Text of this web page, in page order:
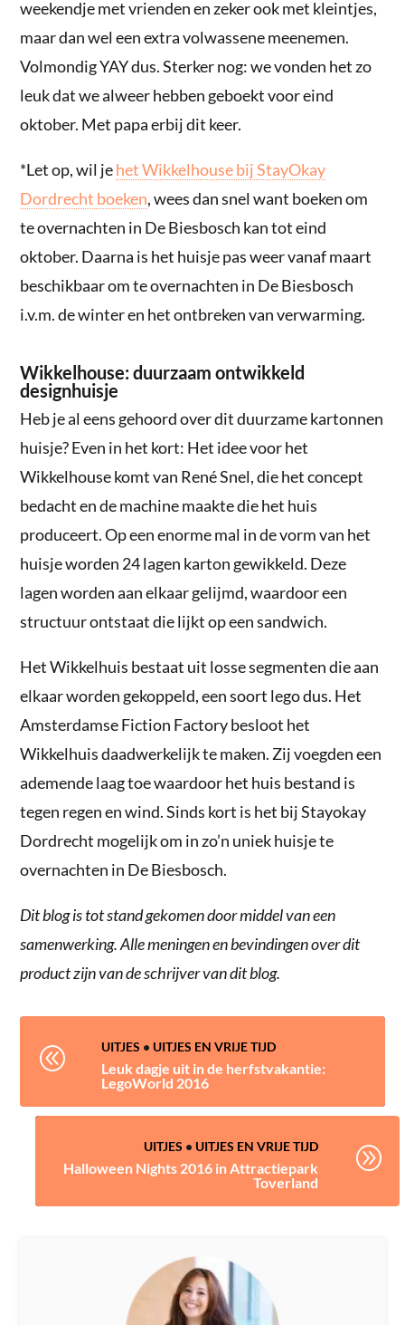
weekendje met vrienden en zeker ook met kleintjes,
maar dan wel een extra volwassene meenemen.
Volmondig YAY dus. Sterker nog: we vonden het zo
leuk dat we alweer hebben geboekt voor eind
oktober. Met papa erbij dit keer.
*Let op, wil jehet Wikkelhouse bij StayOkay
Dordrecht boeken, wees dan snel want boeken om
te overnachten in De Biesbosch kan tot eind
oktober. Daarna is het huisje pas weer vanaf maart
beschikbaar om te overnachten in De Biesbosch
i.v.m. de winter en het ontbreken van verwarming.
Wikkelhouse: duurzaam ontwikkeld
designhuisje
Heb je al eens gehoord over dit duurzame kartonnen
huisje? Even in het kort: Het idee voor het
Wikkelhouse komt van René Snel, die het concept
bedacht en de machine maakte die het huis
produceert. Op een enorme mal in de vorm van het
huisje worden 24 lagen karton gewikkeld. Deze
lagen worden aan elkaar gelijmd, waardoor een
structuur ontstaat die lijkt op een sandwich.
Het Wikkelhuis bestaat uit losse segmenten die aan
elkaar worden gekoppeld, een soort lego dus. Het
Amsterdamse Fiction Factory besloot het
Wikkelhuis daadwerkelijk te maken. Zij voegden een
ademende laag toe waardoor het huis bestand is
tegen regen en wind. Sinds kort is het bij Stayokay
Dordrecht mogelijk om in zo’n uniek huisje te
overnachten in De Biesbosch.
Dit blog is tot stand gekomen door middel van een
samenwerking. Alle meningen en bevindingen over dit
product zijn van de schrijver van dit blog.
@ UITJES •UITJES EN VRIJE TIJD
Leuk dagje uit in de herfstvakantie:
LegoWorld 2016
UITJES • UITJES EN VRIJE TIJD
Halloween Nights 2016 in Attractiepark
Toverland
A